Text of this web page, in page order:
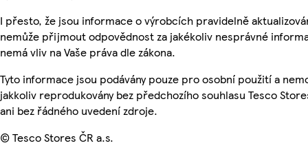
I přesto, že jsou informace o výrobcích pravidelně
nemůže přijmout odpovědnost za jakékoliv nesprávné
nemá vliv na Vaše práva dle zákona.
Tyto informace jsou podávány pouze pro osobní použití a
jakkoliv reprodukovány bez předchozího souhlasu Tesco
ani bez řádného uvedení zdroje.
© Tesco Stores ČR a.s.